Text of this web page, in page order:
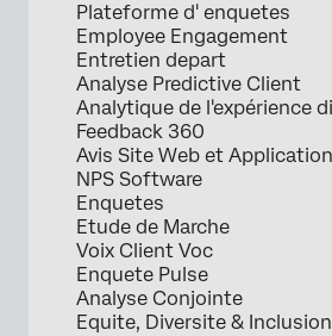
Plateforme d' enquetes
Employee Engagement
Entretien depart
Analyse Predictive Client
Analytique de l'expérience
Feedback 360
Avis Site Web et Application
NPS Software
Enquetes
Etude de Marche
Voix Client Voc
Enquete Pulse
Analyse Conjointe
Equite, Diversite & Inclusion